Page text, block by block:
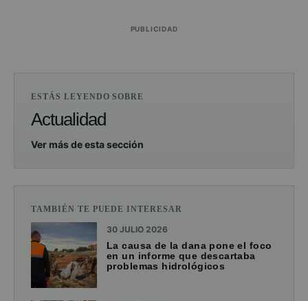
PUBLICIDAD
ESTÁS LEYENDO SOBRE
Actualidad
Ver más de esta sección
TAMBIÉN TE PUEDE INTERESAR
30 JULIO 2026
La causa de la dana pone el foco
en un informe que descartaba
problemas hidrológicos